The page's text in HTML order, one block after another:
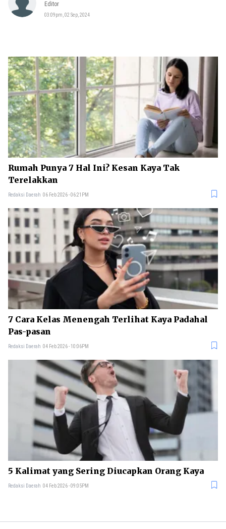
Editor
03:09pm, 02 Sep, 2024
Rumah Punya 7 Hal Ini? Kesan Kaya Tak
Terelakkan
Redaksi Daerah 06 Feb 2026 - 06:21PM
7 Cara Kelas Menengah Terlihat Kaya Padahal
Pas-pasan
Redaksi Daerah 04 Feb 2026 - 10:06PM
5 Kalimat yang Sering Diucapkan Orang Kaya
Redaksi Daerah 04 Feb 2026 - 09:05PM